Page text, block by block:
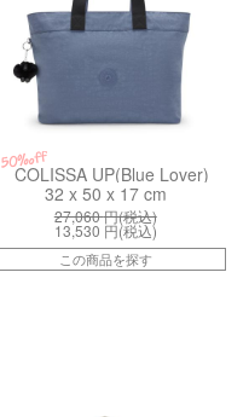
50%off
COLISSA UP(Blue Lover)
32 x 50 x 17 cm
27,060円(税込)
13,530 円(税込)
この商品を探す